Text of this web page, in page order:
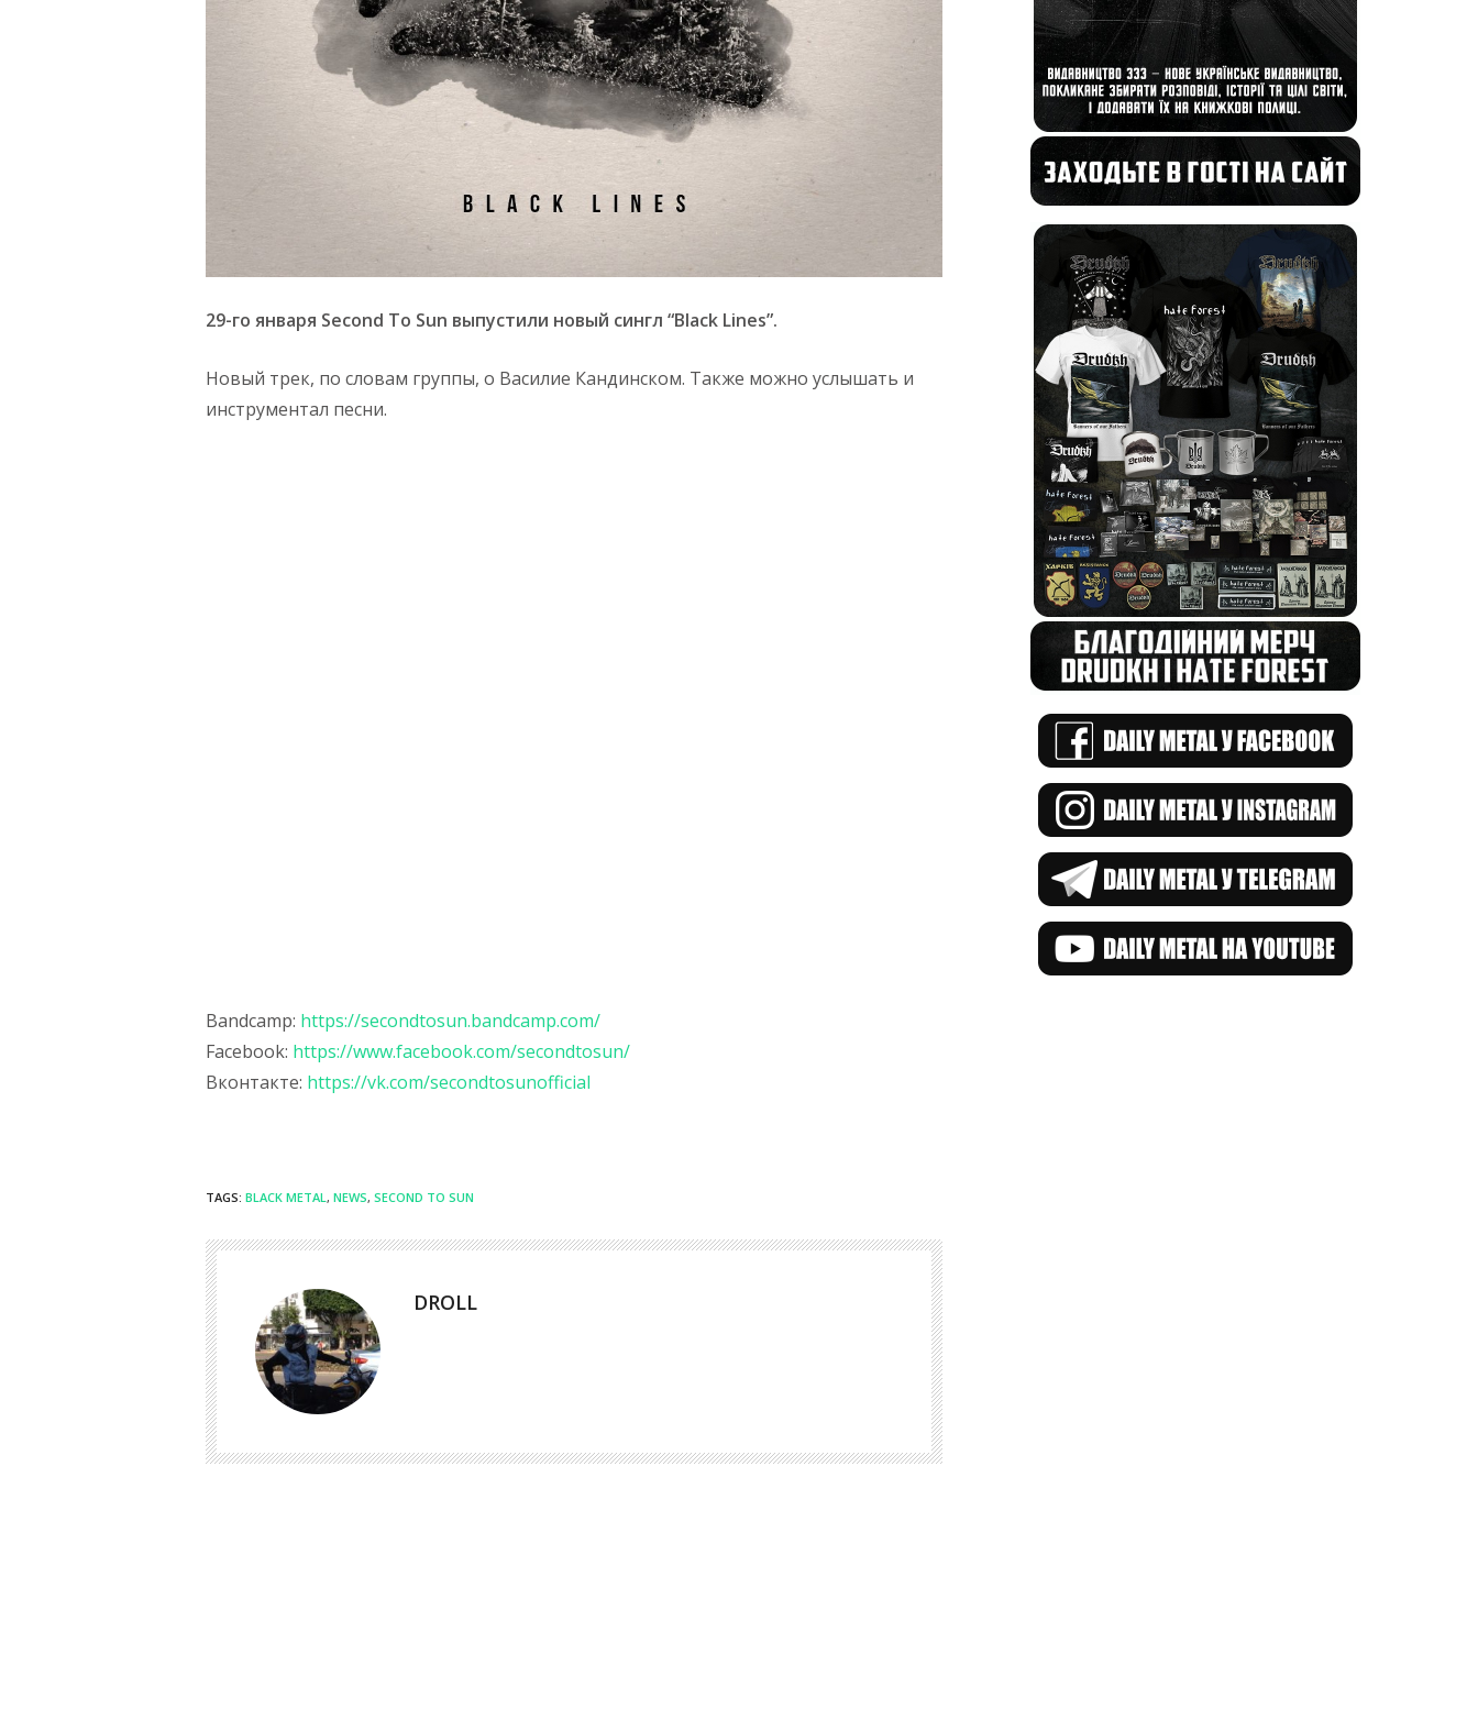
29-го января Second To Sun выпустили новый сингл “Black Lines”.
Новый трек, по словам группы, о Василие Кандинском. Также можно услышать и
инструментал песни.
Bandcamp: https://secondtosun.bandcamp.com/
Facebook: https://www.facebook.com/secondtosun/
Вконтакте: https://vk.com/secondtosunofficial
TAGS: BLACK METAL , NEWS, SECOND TO SUN
DROLL